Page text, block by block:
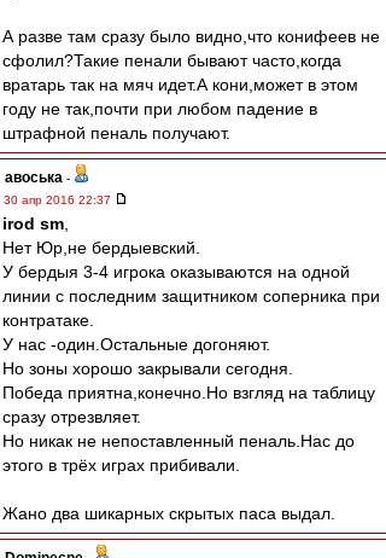
А разве там сразу было видно,что конифеев не
сфолил?Такие пенали бывают часто,когда
вратарь так на мяч идет.А кони,может в этом
году не так,почти при любом падение в
штрафной пеналь получают.
авоська -
30 апр 2016 22:37
irod sm
Нет Юр,не бердыевский.
У бердыя 3-4 игрока оказываются на одной
линии с последним защитником соперника при
контратаке.
У нас -один.Остальные догоняют.
Но зоны хорошо закрывали сегодня.
Победа приятна,конечно.Но взгляд на таблицу
сразу отрезвляет.
Но никак не непоставленный пеналь.Нас до
этого в трёх играх прибивали.
Жано два шикарных скрытых паса выдал.